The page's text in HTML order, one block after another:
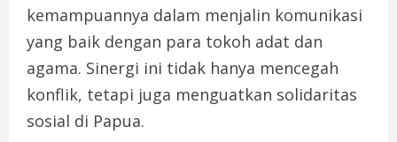
kemampuannya dalam menjalin komunikasi
yang baik dengan para tokoh adat dan
agama. Sinergi ini tidak hanya mencegah
konflik, tetapi juga menguatkan solidaritas
sosial di Papua.